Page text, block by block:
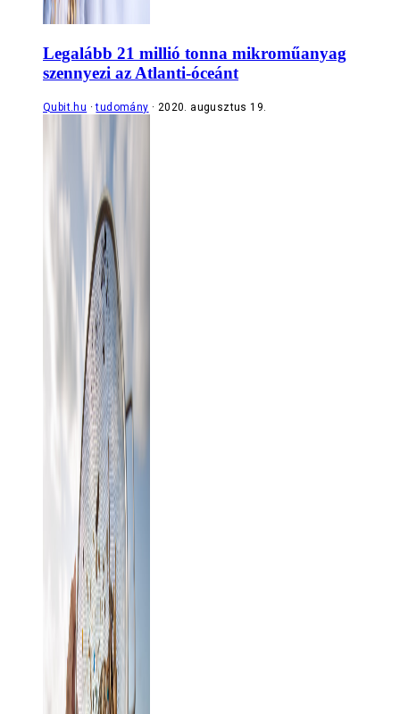
Legalább 21 millió tonna mikroműanyag
szennyezi az Atlanti-óceánt
Qubit.hu tudomány 2020. augusztus 19.